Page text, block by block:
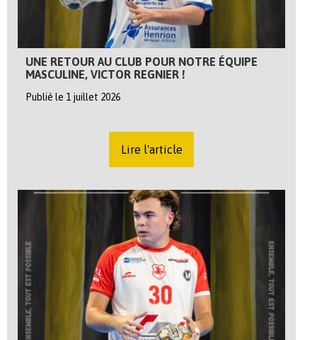
UNE RETOUR AU CLUB POUR NOTRE ÉQUIPE
MASCULINE, VICTOR REGNIER !
Publié le 1 juillet 2026
Lire l'article